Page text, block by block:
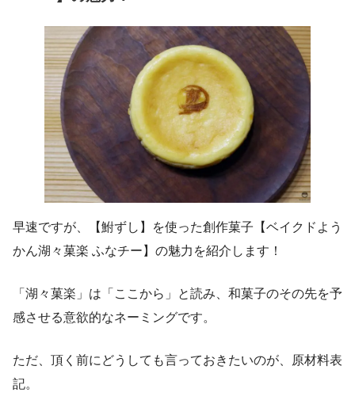
早速ですが、【鮒ずし】を使った創作菓子【ベイクドよう
かん湖々菓楽 ふなチー】の魅力を紹介します！
「湖々菓楽」は「ここから」と読み、和菓子のその先を予
感させる意欲的なネーミングです。
ただ、頂く前にどうしても言っておきたいのが、原材料表
記。